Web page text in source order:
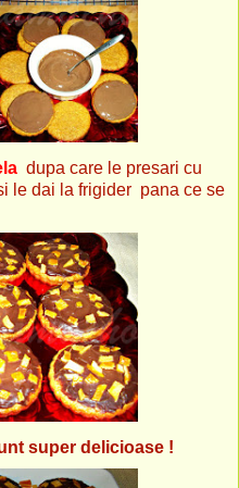
dupa care le presari cu
le dai la frigider pana ce se
super delicioase !